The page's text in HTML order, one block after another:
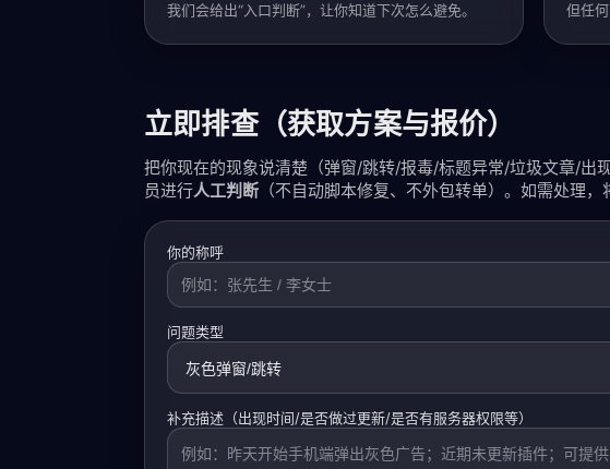
我们会给出“入口判断”，让你知道下次怎么避免。 但任
立即排查（获取方案与报价）
把你现在的现象说清楚（弹窗/跳转/报毒/标题异常/垃圾文章/出
员进行人工判断 （不自动脚本修复、不外包转单）。如需处理
你的称呼
问题类型
补充描述（出现时间/是否做过更新/是否有服务器权限等）